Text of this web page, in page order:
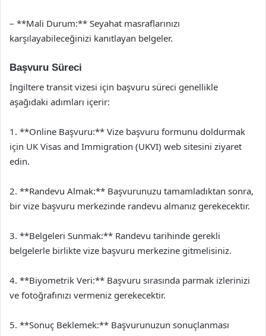
– **Mali Durum:** Seyahat masraflarınızı
karşılayabileceğinizi kanıtlayan belgeler.
Başvuru Süreci
İngiltere transit vizesi için başvuru süreci genellikle
aşağıdaki adımları içerir:
1. **Online Başvuru:** Vize başvuru formunu doldurmak
için UK Visas and Immigration (UKVI) web sitesini ziyaret
edin.
2. **Randevu Almak:** Başvurunuzu tamamladıktan sonra,
bir vize başvuru merkezinde randevu almanız gerekecektir.
3. **Belgeleri Sunmak:** Randevu tarihinde gerekli
belgelerle birlikte vize başvuru merkezine gitmelisiniz.
4. **Biyometrik Veri:** Başvuru sırasında parmak izlerinizi
ve fotoğrafınızı vermeniz gerekecektir.
5. **Sonuç Beklemek:** Başvurunuzun sonuçlanması